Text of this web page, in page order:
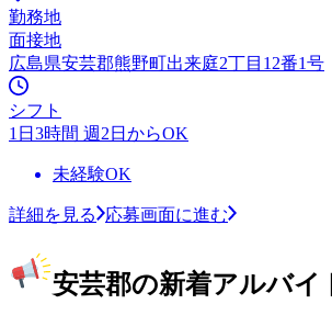
勤務地
面接地
広島県安芸郡熊野町出来庭2丁目12番1号
シフト
1日3時間 週2日からOK
未経験OK
詳細を見る 応募画面に進む
安芸郡の新着アルバイ